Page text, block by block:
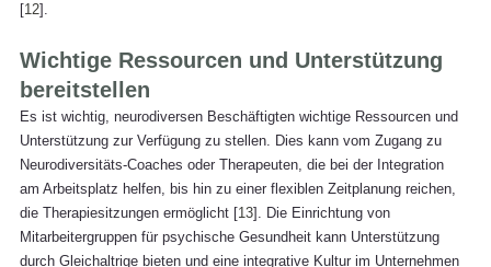
[12].
Wichtige Ressourcen und Unterstützung
bereitstellen
Es ist wichtig, neurodiversen Beschäftigten wichtige Ressourcen und
Unterstützung zur Verfügung zu stellen. Dies kann vom Zugang zu
Neurodiversitäts-Coaches oder Therapeuten, die bei der Integration
am Arbeitsplatz helfen, bis hin zu einer flexiblen Zeitplanung reichen,
die Therapiesitzungen ermöglicht [13]. Die Einrichtung von
Mitarbeitergruppen für psychische Gesundheit kann Unterstützung
durch Gleichaltrige bieten und eine integrative Kultur im Unternehmen